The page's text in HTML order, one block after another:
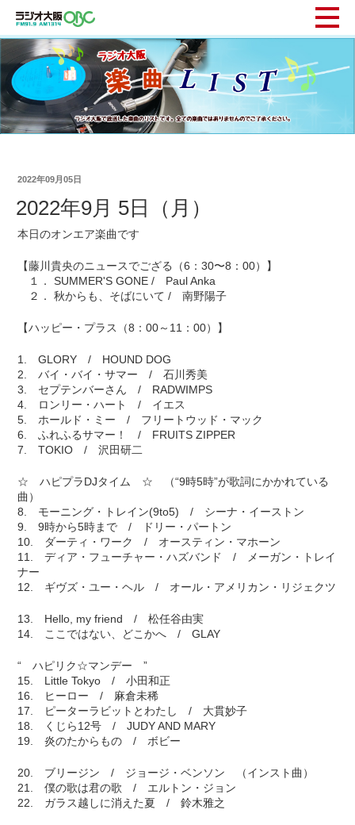
2022年09月05日
2022年9月 5日（月）
本日のオンエア楽曲です
【藤川貴央のニュースでござる（6：30〜8：00）】
１． SUMMER'S GONE / Paul Anka
２． 秋からも、そばにいて / 南野陽子
【ハッピー・プラス（8：00～11：00）】
1. GLORY / HOUND DOG
2. バイ・バイ・サマー / 石川秀美
3. セプテンバーさん / RADWIMPS
4. ロンリー・ハート / イエス
5. ホールド・ミー / フリートウッド・マック
6. ふれふるサマー！ / FRUITS ZIPPER
7. TOKIO / 沢田研二
☆ ハピプラDJタイム ☆ （“9時5時”が歌詞にかかれている
曲）
8. モーニング・トレイン(9to5) / シーナ・イーストン
9. 9時から5時まで / ドリー・パートン
10. ダーティ・ワーク / オースティン・マホーン
11. ディア・フューチャー・ハズバンド / メーガン・トレイ
ナー
12. ギヴズ・ユー・ヘル / オール・アメリカン・リジェクツ
13. Hello, my friend / 松任谷由実
14. ここではない、どこかへ / GLAY
“ ハピリク☆マンデー ”
15. Little Tokyo / 小田和正
16. ヒーロー / 麻倉未稀
17. ピーターラビットとわたし / 大貫妙子
18. くじら12号 / JUDY AND MARY
19. 炎のたからもの / ボビー
20. ブリージン / ジョージ・ベンソン （インスト曲）
21. 僕の歌は君の歌 / エルトン・ジョン
22. ガラス越しに消えた夏 / 鈴木雅之